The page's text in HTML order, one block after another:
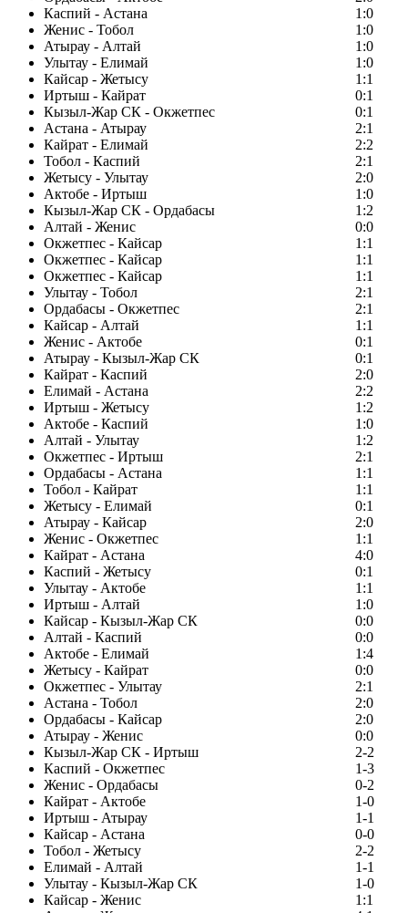
Каспий - Астана
1:0
Женис - Тобол
1:0
Атырау - Алтай
1:0
Улытау - Елимай
1:0
Кайсар - Жетысу
1:1
Иртыш - Кайрат
0:1
Кызыл-Жар СК - Окжетпес
0:1
Астана - Атырау
2:1
Кайрат - Елимай
2:2
Тобол - Каспий
2:1
Жетысу - Улытау
2:0
Актобе - Иртыш
1:0
Кызыл-Жар СК - Ордабасы
1:2
Алтай - Женис
0:0
Окжетпес - Кайсар
1:1
Окжетпес - Кайсар
1:1
Окжетпес - Кайсар
1:1
Улытау - Тобол
2:1
Ордабасы - Окжетпес
2:1
Кайсар - Алтай
1:1
Женис - Актобе
0:1
Атырау - Кызыл-Жар СК
0:1
Кайрат - Каспий
2:0
Елимай - Астана
2:2
Иртыш - Жетысу
1:2
Актобе - Каспий
1:0
Алтай - Улытау
1:2
Окжетпес - Иртыш
2:1
Ордабасы - Астана
1:1
Тобол - Кайрат
1:1
Жетысу - Елимай
0:1
Атырау - Кайсар
2:0
Женис - Окжетпес
1:1
Кайрат - Астана
4:0
Каспий - Жетысу
0:1
Улытау - Актобе
1:1
Иртыш - Алтай
1:0
Кайсар - Кызыл-Жар СК
0:0
Алтай - Каспий
0:0
Актобе - Елимай
1:4
Жетысу - Кайрат
0:0
Окжетпес - Улытау
2:1
Астана - Тобол
2:0
Ордабасы - Кайсар
2:0
Атырау - Женис
0:0
Кызыл-Жар СК - Иртыш
2-2
Каспий - Окжетпес
1-3
Женис - Ордабасы
0-2
Кайрат - Актобе
1-0
Иртыш - Атырау
1-1
Кайсар - Астана
0-0
Тобол - Жетысу
2-2
Елимай - Алтай
1-1
Улытау - Кызыл-Жар СК
1-0
Кайсар - Женис
1:1